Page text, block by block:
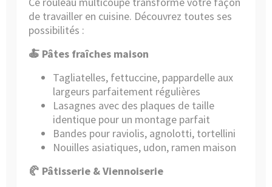
de travailler en cuisine. Découvrez toutes ses
possibilités :
🍝 Pâtes fraîches maison
Tagliatelles, fettuccine, pappardelle aux
largeurs parfaitement régulières
Lasagnes avec des plaques de taille
identique pour un montage parfait
Bandes pour raviolis, agnolotti, tortellini
Nouilles asiatiques, udon, ramen maison
🥐 Pâtisserie & Viennoiserie